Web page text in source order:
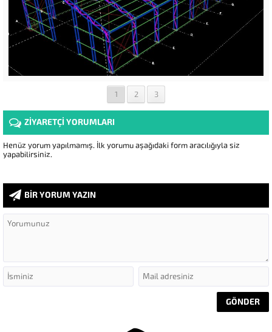
1 2 3
ZİYARETÇİ YORUMLARI
Henüz yorum yapılmamış. İlk yorumu aşağıdaki form aracılığıyla siz
yapabilirsiniz.
BİR YORUM YAZIN